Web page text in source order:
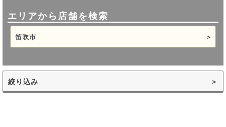
エリアから店舗を検索
笛吹市
絞り込み